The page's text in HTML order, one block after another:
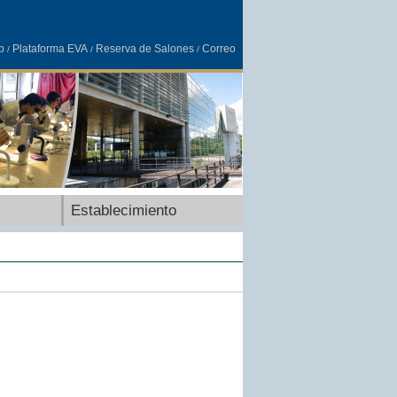
/ Plataforma EVA/ Reserva de Salones/ Correo
Establecimiento